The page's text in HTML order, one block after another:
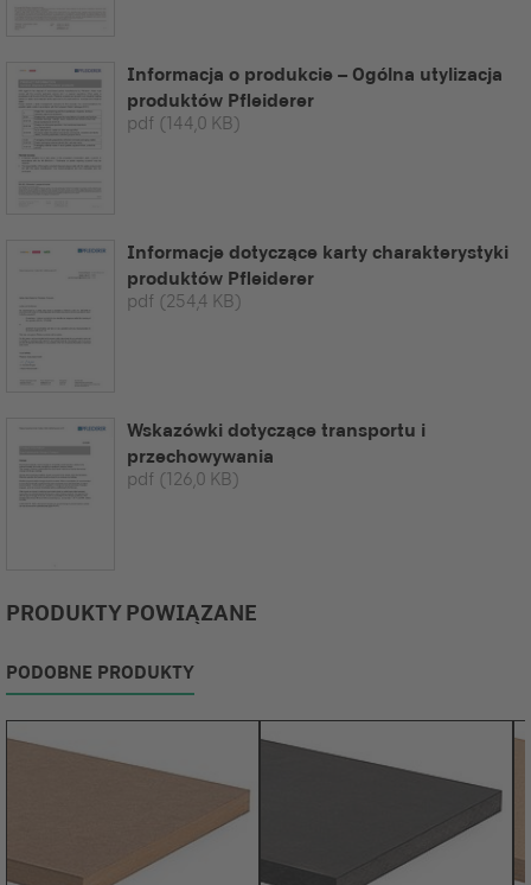
Informacja o produkcie – Ogólna utylizacja
produktów Pfleiderer
pdf (144,0 KB)
Informacje dotyczące karty charakterystyki
produktów Pfleiderer
pdf (254,4 KB)
Wskazówki dotyczące transportu i
przechowywania
pdf (126,0 KB)
PRODUKTY POWIĄZANE
PODOBNE PRODUKTY